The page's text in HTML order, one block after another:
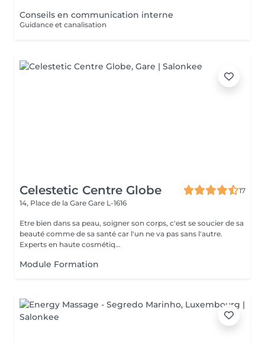
Conseils en communication interne
Guidance et canalisation
Celestetic Centre Globe
17
14, Place de la Gare Gare L-1616
Etre bien dans sa peau, soigner son corps, c'est se soucier de sa
beauté comme de sa santé car l'un ne va pas sans l'autre.
Experts en haute cosmétiq...
Module Formation